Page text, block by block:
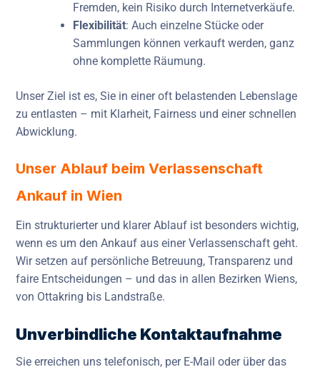
Fremden, kein Risiko durch Internetverkäufe.
Flexibilität: Auch einzelne Stücke oder
Sammlungen können verkauft werden, ganz
ohne komplette Räumung.
Unser Ziel ist es, Sie in einer oft belastenden Lebenslage
zu entlasten – mit Klarheit, Fairness und einer schnellen
Abwicklung.
Unser Ablauf beim Verlassenschaft
Ankauf in Wien
Ein strukturierter und klarer Ablauf ist besonders wichtig,
wenn es um den Ankauf aus einer Verlassenschaft geht.
Wir setzen auf persönliche Betreuung, Transparenz und
faire Entscheidungen – und das in allen Bezirken Wiens,
von Ottakring bis Landstraße.
Unverbindliche Kontaktaufnahme
Sie erreichen uns telefonisch, per E-Mail oder über das